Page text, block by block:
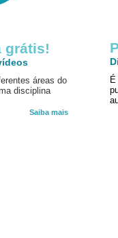
grátis!
áreas do
disciplina
Saiba mais